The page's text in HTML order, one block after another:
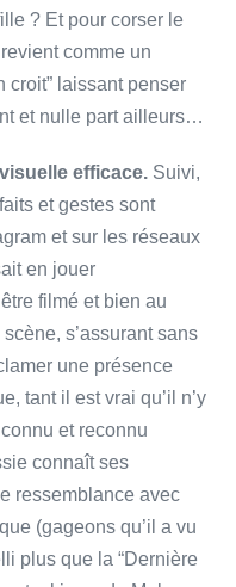
? Et pour corser le
comme un
croit” laissant penser
et nulle part ailleurs…
efficace. Suivi,
et gestes sont
et sur les réseaux
en jouer
filmé et bien au
s’assurant sans
une présence
tant il est vrai qu’il n’y
et reconnu
connaît ses
ressemblance avec
(gageons qu’il a vu
plus que la “Dernière